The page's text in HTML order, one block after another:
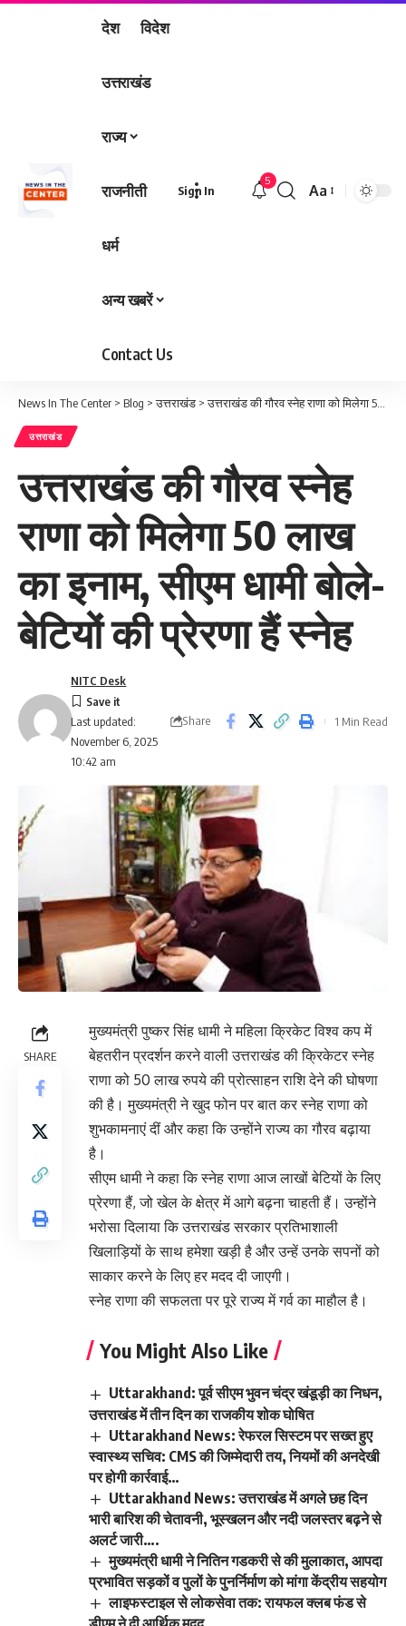
देश विदेश
उत्तराखंड
राज्य
राजनीती
धर्म
अन्य खबरें
Contact Us
Sign In
5
Font
Aa
News In The Center > Blog >उत्तराखंड >उत्तराखंड की गौरव स्नेह राणा को मिलेगा 50 लाख का इनाम, सीएम धामी बोले- बेटियों की प्रेरणा हैं स्नेह
उत्तराखंड
उत्तराखंड की गौरव स्नेह
राणा को मिलेगा 50 लाख
का इनाम, सीएम धामी बोले-
बेटियों की प्रेरणा हैं स्नेह
Last updated:
November 6, 2025
10:42 am
NITC Desk
Share 1 Min Read
SHARE
मुख्यमंत्री पुष्कर सिंह धामी ने महिला क्रिकेट विश्व कप में
बेहतरीन प्रदर्शन करने वाली उत्तराखंड की क्रिकेटर स्नेह
राणा को 50 लाख रुपये की प्रोत्साहन राशि देने की घोषणा
की है। मुख्यमंत्री ने खुद फोन पर बात कर स्नेह राणा को
शुभकामनाएं दीं और कहा कि उन्होंने राज्य का गौरव बढ़ाया
है।
सीएम धामी ने कहा कि स्नेह राणा आज लाखों बेटियों के लिए
प्रेरणा हैं, जो खेल के क्षेत्र में आगे बढ़ना चाहती हैं। उन्होंने
भरोसा दिलाया कि उत्तराखंड सरकार प्रतिभाशाली
खिलाड़ियों के साथ हमेशा खड़ी है और उन्हें उनके सपनों को
साकार करने के लिए हर मदद दी जाएगी।
स्नेह राणा की सफलता पर पूरे राज्य में गर्व का माहौल है।
You Might Also Like
Uttarakhand: पूर्व सीएम भुवन चंद्र खंडूड़ी का निधन,
उत्तराखंड में तीन दिन का राजकीय शोक घोषित
Uttarakhand News: रेफरल सिस्टम पर सख्त हुए
स्वास्थ्य सचिव: CMS की जिम्मेदारी तय, नियमों की अनदेखी
पर होगी कार्रवाई…
Uttarakhand News: उत्तराखंड में अगले छह दिन
भारी बारिश की चेतावनी, भूस्खलन और नदी जलस्तर बढ़ने से
अलर्ट जारी….
मुख्यमंत्री धामी ने नितिन गडकरी से की मुलाकात, आपदा
प्रभावित सड़कों व पुलों के पुनर्निर्माण को मांगा केंद्रीय सहयोग
लाइफस्टाइल से लोकसेवा तक: रायफल क्लब फंड से